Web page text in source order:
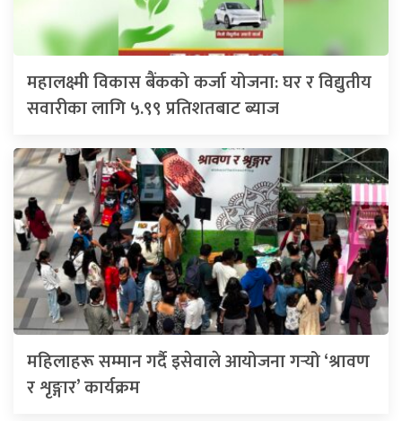
महालक्ष्मी विकास बैंकको कर्जा योजना: घर र विद्युतीय
सवारीका लागि ५.९९ प्रतिशतबाट ब्याज
महिलाहरू सम्मान गर्दै इसेवाले आयोजना गर्‍यो ‘श्रावण
र शृङ्गार’ कार्यक्रम